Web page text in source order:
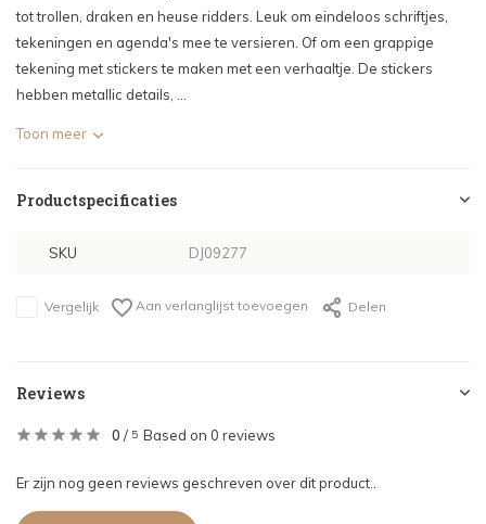
tot trollen, draken en heuse ridders. Leuk om eindeloos schriftjes,
tekeningen en agenda's mee te versieren. Of om een grappige
tekening met stickers te maken met een verhaaltje. De stickers
hebben metallic details, ...
Toon meer
Productspecificaties
SKU DJ09277
Vergelijk Aan verlanglijst toevoegen Delen
Reviews
0 / 5 Based on 0 reviews
Er zijn nog geen reviews geschreven over dit product..